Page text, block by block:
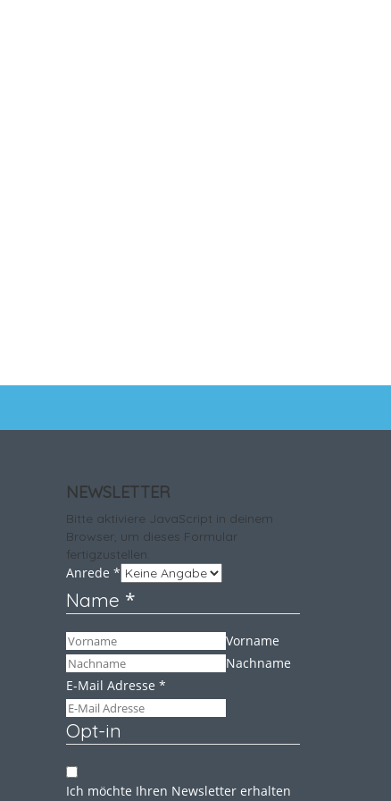
NEWSLETTER
Bitte aktiviere JavaScript in deinem
Browser, um dieses Formular
fertigzustellen.
Anrede *
Name *
Vorname
Nachname
E-Mail Adresse *
Opt-in
Ich möchte Ihren Newsletter erhalten